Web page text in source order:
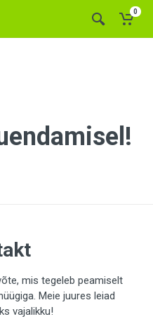
0
mis tegeleb peamiselt
Meie juures leiad
vajalikku!